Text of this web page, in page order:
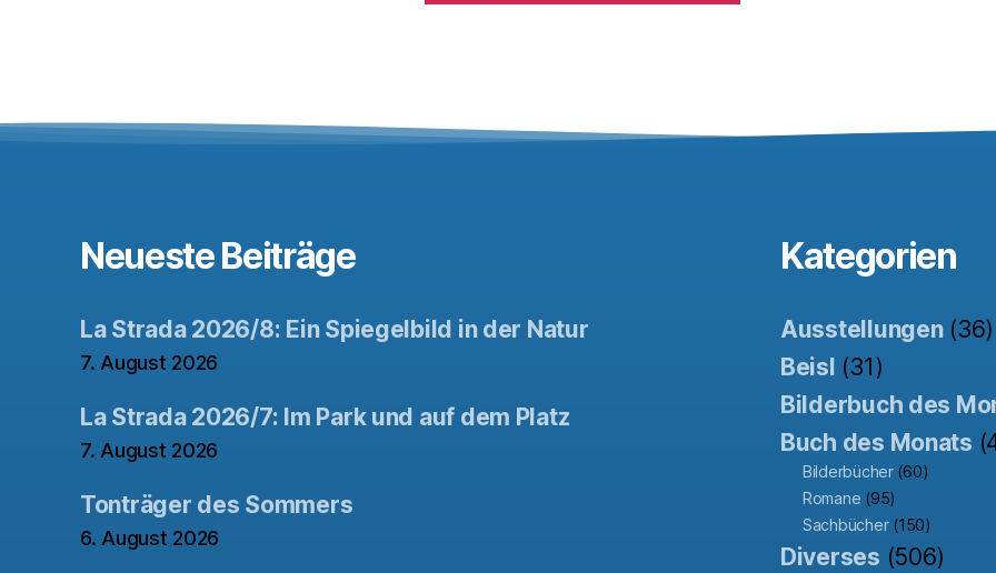
Neueste Beiträge
La Strada 2026/8: Ein Spiegelbild in der Natur
7. August 2026
La Strada 2026/7: Im Park und auf dem Platz
7. August 2026
Tonträger des Sommers
6. August 2026
Kategorien
Ausstellungen(36)
Beisl (31)
Bilderbuch des
Buch des Monats
Bilderbücher(60)
Romane (95)
Sachbücher(150)
Diverses (506)